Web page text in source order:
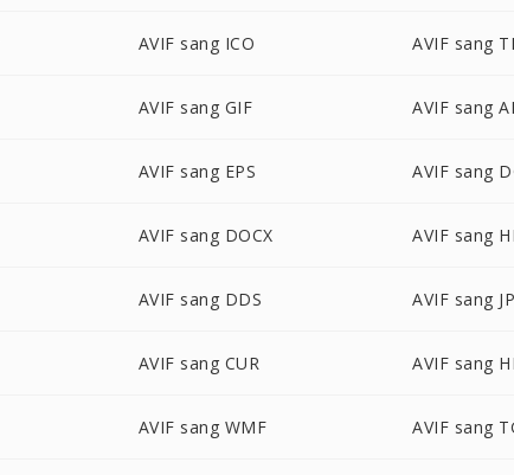
AVIF sang ICO AVIF sang
AVIF sang GIF AVIF sang
AVIF sang EPS AVIF sang
AVIF sang DOCX AVIF sang
AVIF sang DDS AVIF sang
AVIF sang CUR AVIF sang
AVIF sang WMF AVIF sang